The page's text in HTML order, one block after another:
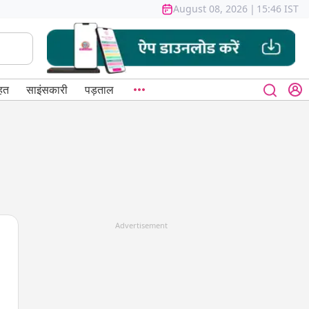
August 08, 2026 | 15:46 IST
साइंसकारी पड़ताल
Advertisement